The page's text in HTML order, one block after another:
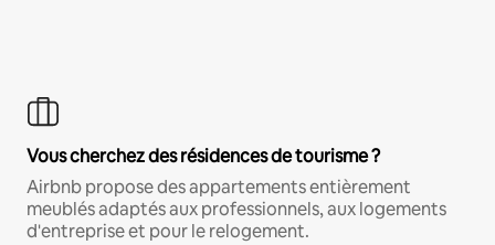
Vous cherchez des résidences de tourisme ?
Airbnb propose des appartements entièrement
meublés adaptés aux professionnels, aux logements
d'entreprise et pour le relogement.